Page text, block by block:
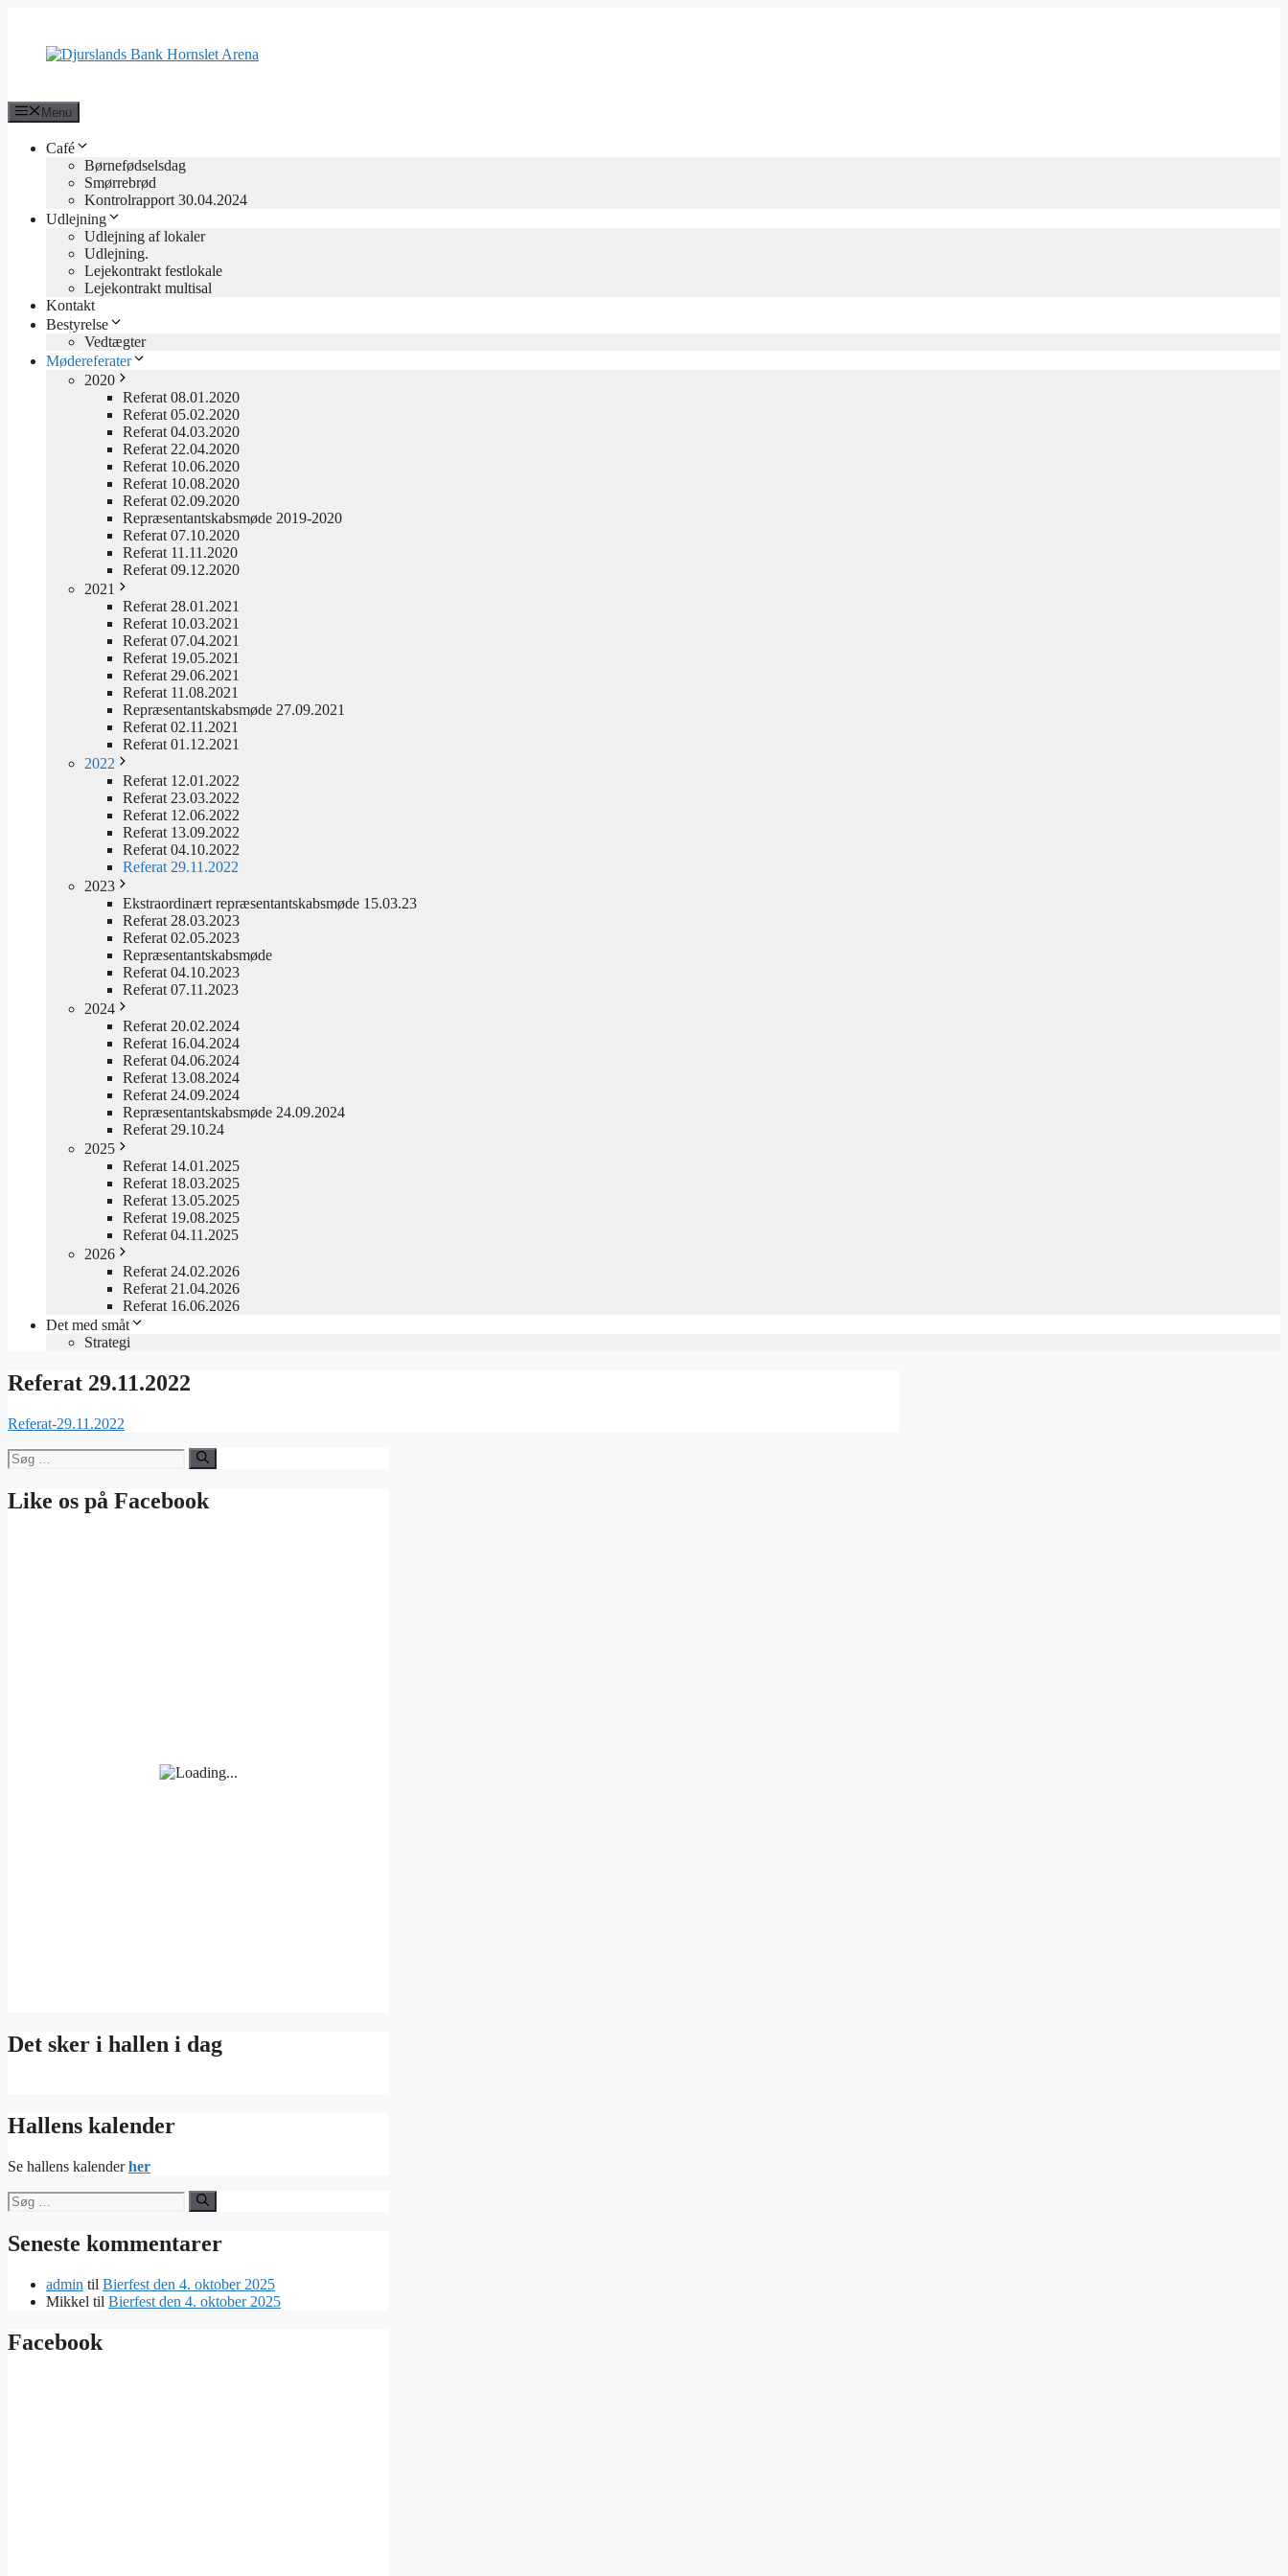
indhold
Menu
Café
Børnefødselsdag
Smørrebrød
Kontrolrapport 30.04.2024
Udlejning
Udlejning af lokaler
Udlejning.
Lejekontrakt festlokale
Lejekontrakt multisal
Kontakt
Bestyrelse
Vedtægter
Mødereferater
2020
Referat 08.01.2020
Referat 05.02.2020
Referat 04.03.2020
Referat 22.04.2020
Referat 10.06.2020
Referat 10.08.2020
Referat 02.09.2020
Repræsentantskabsmøde 2019-2020
Referat 07.10.2020
Referat 11.11.2020
Referat 09.12.2020
2021
Referat 28.01.2021
Referat 10.03.2021
Referat 07.04.2021
Referat 19.05.2021
Referat 29.06.2021
Referat 11.08.2021
Repræsentantskabsmøde 27.09.2021
Referat 02.11.2021
Referat 01.12.2021
2022
Referat 12.01.2022
Referat 23.03.2022
Referat 12.06.2022
Referat 13.09.2022
Referat 04.10.2022
Referat 29.11.2022
2023
Ekstraordinært repræsentantskabsmøde 15.03.23
Referat 28.03.2023
Referat 02.05.2023
Repræsentantskabsmøde
Referat 04.10.2023
Referat 07.11.2023
2024
Referat 20.02.2024
Referat 16.04.2024
Referat 04.06.2024
Referat 13.08.2024
Referat 24.09.2024
Repræsentantskabsmøde 24.09.2024
Referat 29.10.24
2025
Referat 14.01.2025
Referat 18.03.2025
Referat 13.05.2025
Referat 19.08.2025
Referat 04.11.2025
2026
Referat 24.02.2026
Referat 21.04.2026
Referat 16.06.2026
Det med småt
Strategi
Referat 29.11.2022
Referat-29.11.2022
Søg
efter:
Like os på Facebook
Det sker i hallen i dag
Hallens kalender
Se hallens kalenderher
Søg
efter:
Seneste kommentarer
admin til Bierfest den 4. oktober 2025
Mikkel til Bierfest den 4. oktober 2025
Facebook